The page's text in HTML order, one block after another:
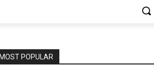
MOST POPULAR